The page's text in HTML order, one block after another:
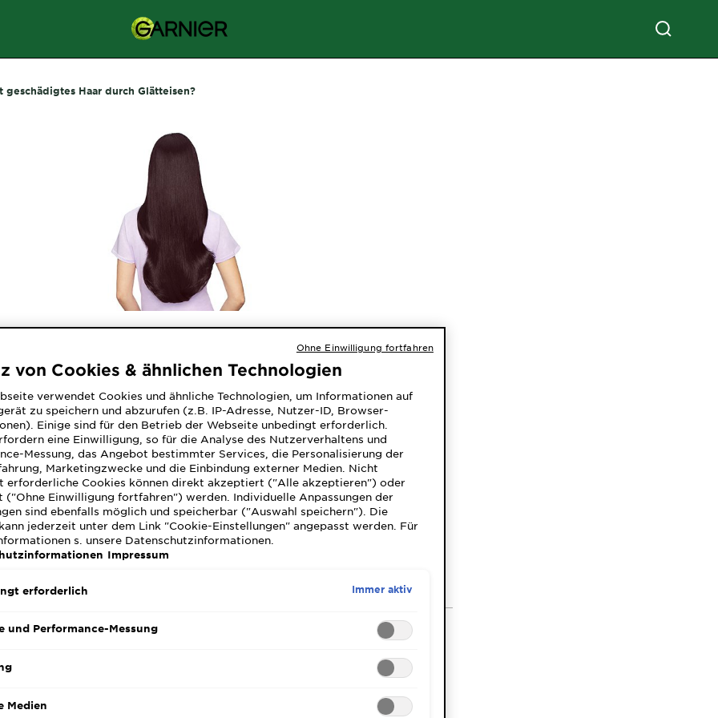
geschädigtes Haar durch Glätteisen?
geschädigtes Haar
Glätteisen?
so bleiben.
November 23, 2023
Glätteisen auch: „Ade, Locken, hallo, glattes Haar“? Ein Hoch auf
späten neunzehnten Jahrhundert das Glätteisen erfunden hat. Damals
noch nicht Glätteisen. Und eigentlich waren es auch nur heiße Kämme
Bügeleisen, die verwendet wurden, um Naturlocken oder welliges Haar
gut funktioniert, war aber schädlich für die Haare. Seitdem hat sich
geschädigtes Haar durch Glätteisen kommt aber immer noch ab
Haar durch Glätteisen
von Cookies & ähnlichen Technologien
verwendet Cookies und ähnliche Technologien, um Informationen auf
zu speichern und abzurufen (z.B. IP-Adresse, Nutzer-ID, Browser-
Einige sind für den Betrieb der Webseite unbedingt erforderlich.
eine Einwilligung, so für die Analyse des Nutzerverhaltens und
Messung, das Angebot bestimmter Services, die Personalisierung der
Marketingzwecke und die Einbindung externer Medien. Nicht
erforderliche Cookies können direkt akzeptiert ("Alle akzeptieren") oder
("Ohne Einwilligung fortfahren") werden. Individuelle Anpassungen der
sind ebenfalls möglich und speicherbar ("Auswahl speichern"). Die
jederzeit unter dem Link "Cookie-Einstellungen" angepasst werden. Für
s. unsere Datenschutzinformationen.
Impressum
erforderlich Immer aktiv
und Performance-Messung
Medien
Ohne Einwilligung fortfahren